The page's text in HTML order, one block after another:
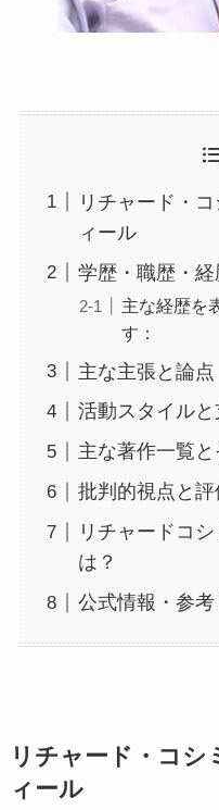
リチャード・
ィール
学歴・職歴・
主な経歴を
す：
主な主張と論点
活動スタイル
主な著作一覧
批判的視点と評
リチャードコ
は？
公式情報・参考
リチャード・コシ
ィール